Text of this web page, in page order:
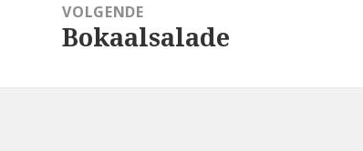
VOLGENDE
Volgend
Bokaalsalade